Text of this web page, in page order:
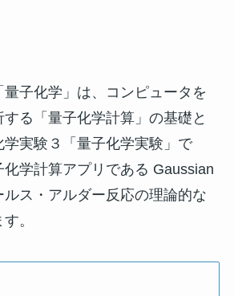
子化学」は、コンピュータを
る「量子化学計算」の基礎と
実験３「量子化学実験」で
学計算アプリである Gaussian
ルス・アルダー反応の理論的な
。